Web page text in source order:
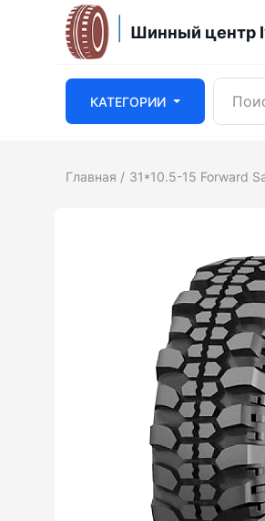
Шинный центр
КАТЕГОРИИ
Главная 31*10.5-15 Forward